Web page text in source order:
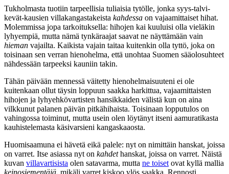
Tukholmasta tuotiin tarpeellisia tuliaisia tytölle, jonka syys-talvi-
kevät-kausien villakangastakeista kahdessa on vajaamittaiset hihat.
Molemmissa jopa tarkoituksella: hihojen kai kuuluisi olla vieläkin
lyhyempiä, mutta nämä tynkäraajat saavat ne näyttämään vain
hieman vajailta. Kaikista vajain taitaa kuitenkin olla tyttö, joka on
toisinaan sen verran hienohelma, että unohtaa Suomen sääolosuhteet
nähdessään tarpeeksi kauniin takin.
Tähän päivään mennessä väitetty hienohelmaisuuteni ei ole
kuitenkaan ollut täysin loppuun saakka harkittua, vajaamittaisten
hihojen ja lyhyehkövartisten hansikkaiden välistä kun on aina
vilkkunut palanen päivän pitkähihaista. Toisinaan lopputulos on
vahingossa toiminut, mutta usein olen löytänyt itseni aamuratikasta
kauhistelemasta käsivarsieni kangaskaaosta.
Huomisaamuna ei hävetä eikä palele: nyt on nimittäin hanskat, joissa
on varret. Itse asiassa nyt on kahdethanskat, joissa on varret. Näistä
kuvan villavartisista olen satavarma, mutta ne toiset ovat kyllä mallia
keinosiementäjä, mikäli varret kiskoo ylös saakka. Rennosti